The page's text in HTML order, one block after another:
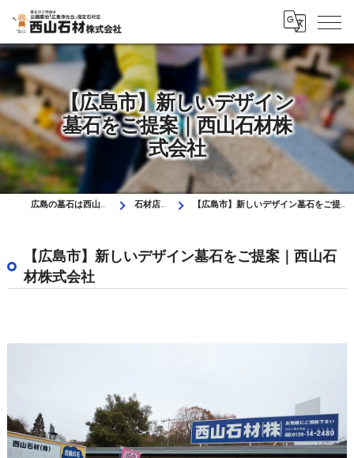
【広島市】新しいデザイン
墓石をご提案｜西山石材株
式会社
広島の墓石は西山石材株式会社 石材店ブログ 【広島市】新しいデザイン墓石をご提案｜西山石材株式会社
【広島市】新しいデザイン墓石をご提案｜西山石
材株式会社